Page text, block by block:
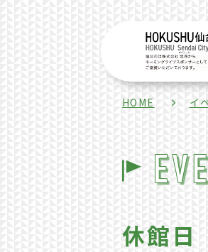
HOME イ
休館日